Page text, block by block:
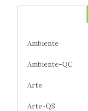
Ambiente
Ambiente-QC
Arte
Arte-QS